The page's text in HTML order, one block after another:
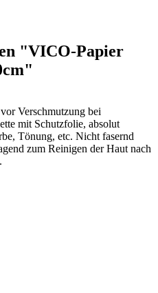
"VICO-Papier
Verschmutzung bei
mit Schutzfolie, absolut
Tönung, etc. Nicht fasernd
zum Reinigen der Haut nach